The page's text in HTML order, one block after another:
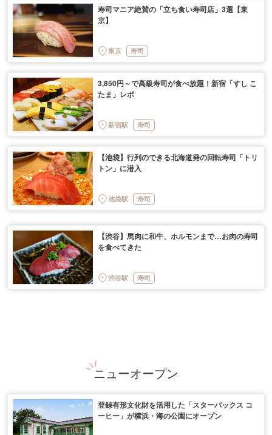
寿司マニア絶賛の「立ち食い寿司店」3選【東
京】
東京 寿司
3,850円～で高級寿司が食べ放題！新宿「すし こ
たま」レポ
新宿駅 寿司
【池袋】行列のできる北海道発の回転寿司「トリ
トン」に潜入
池袋駅 寿司
【渋谷】馬肉に和牛、ホルモンまで…お肉の寿司
を食べてきた
渋谷駅 寿司
ニューオープン
登録有形文化財を活用した「スターバックス コ
ーヒー」が横浜・海の公園にオープン